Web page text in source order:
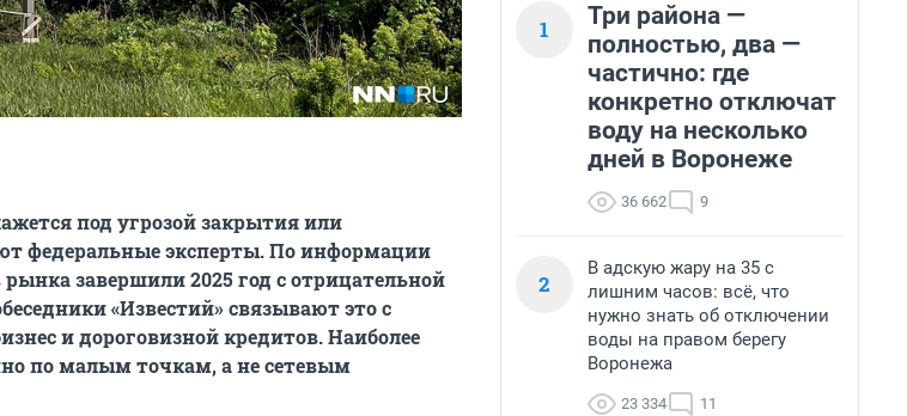
под угрозой закрытия или
федеральные эксперты. По информации
завершили 2025 год с отрицательной
«Известий» связывают это с
и дороговизной кредитов. Наиболее
по малым точкам, а не сетевым
1
Три района —
полностью, два —
частично: где
конкретно отключат
воду на несколько
дней в Воронеже
36 662 9
2
В адскую жару на 35 с
лишним часов: всё, что
нужно знать об отключении
воды на правом берегу
Воронежа
23 334 11